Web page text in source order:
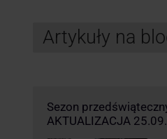
Artykuły na
Sezon
AKTUALIZACJA